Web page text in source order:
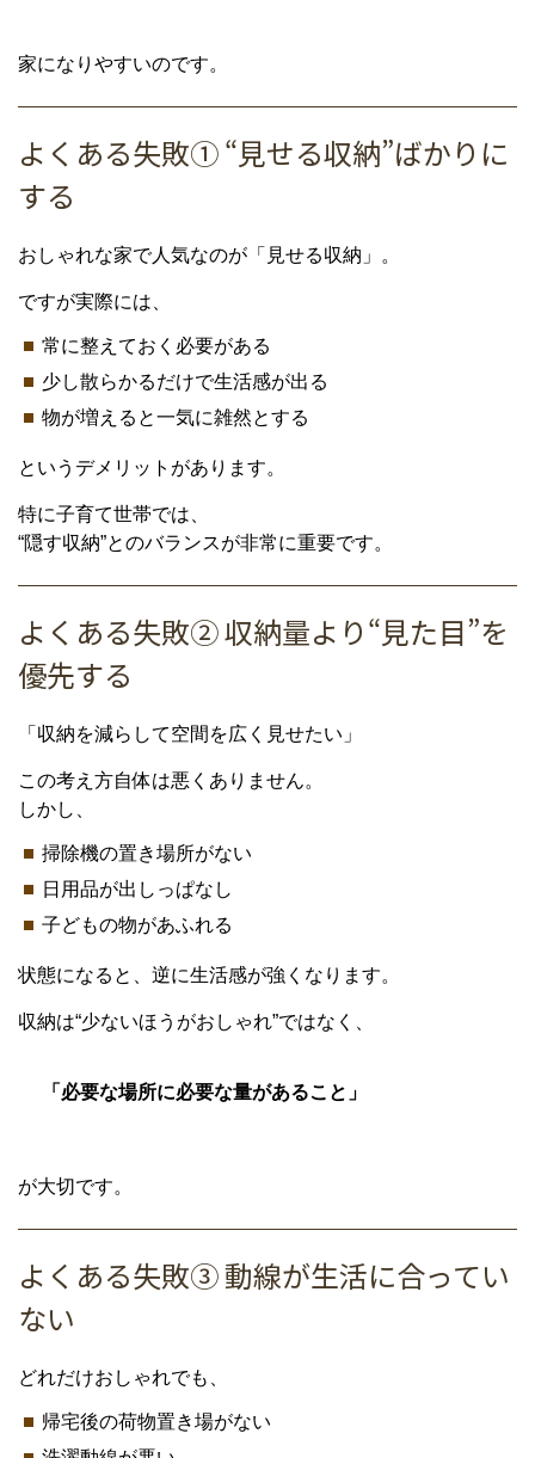
家になりやすいのです。
よくある失敗① “見せる収納”ばかりに
する
おしゃれな家で人気なのが「見せる収納」。
ですが実際には、
常に整えておく必要がある
少し散らかるだけで生活感が出る
物が増えると一気に雑然とする
というデメリットがあります。
特に子育て世帯では、
“隠す収納”とのバランスが非常に重要です。
よくある失敗② 収納量より“見た目”を
優先する
「収納を減らして空間を広く見せたい」
この考え方自体は悪くありません。
しかし、
掃除機の置き場所がない
日用品が出しっぱなし
子どもの物があふれる
状態になると、逆に生活感が強くなります。
収納は“少ないほうがおしゃれ”ではなく、
「必要な場所に必要な量があること」
が大切です。
よくある失敗③ 動線が生活に合ってい
ない
どれだけおしゃれでも、
帰宅後の荷物置き場がない